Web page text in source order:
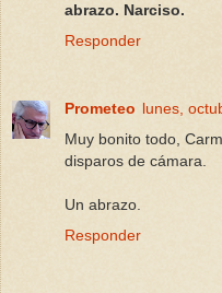
abrazo. Narciso.
Responder
Prometeo lunes,
Muy bonito todo,
disparos de cámara.
Un abrazo.
Responder